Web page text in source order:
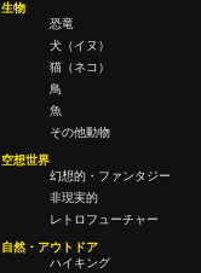
生物
恐竜
犬（イヌ）
猫（ネコ）
鳥
魚
その他動物
空想世界
幻想的・ファンタジー
非現実的
レトロフューチャー
自然・アウトドア
ハイキング